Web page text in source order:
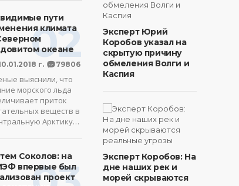
02
пути
климата
океане
г. 79806
выяснили, что
морского льда
приток
веществ в
Арктику…
Соколов: на
впервые был
проект
Эксперт Юрий
Коробов указал на
скрытую причину
обмеления Волги и
Каспия
Эксперт Коробов: На
дне наших рек и
морей скрываются